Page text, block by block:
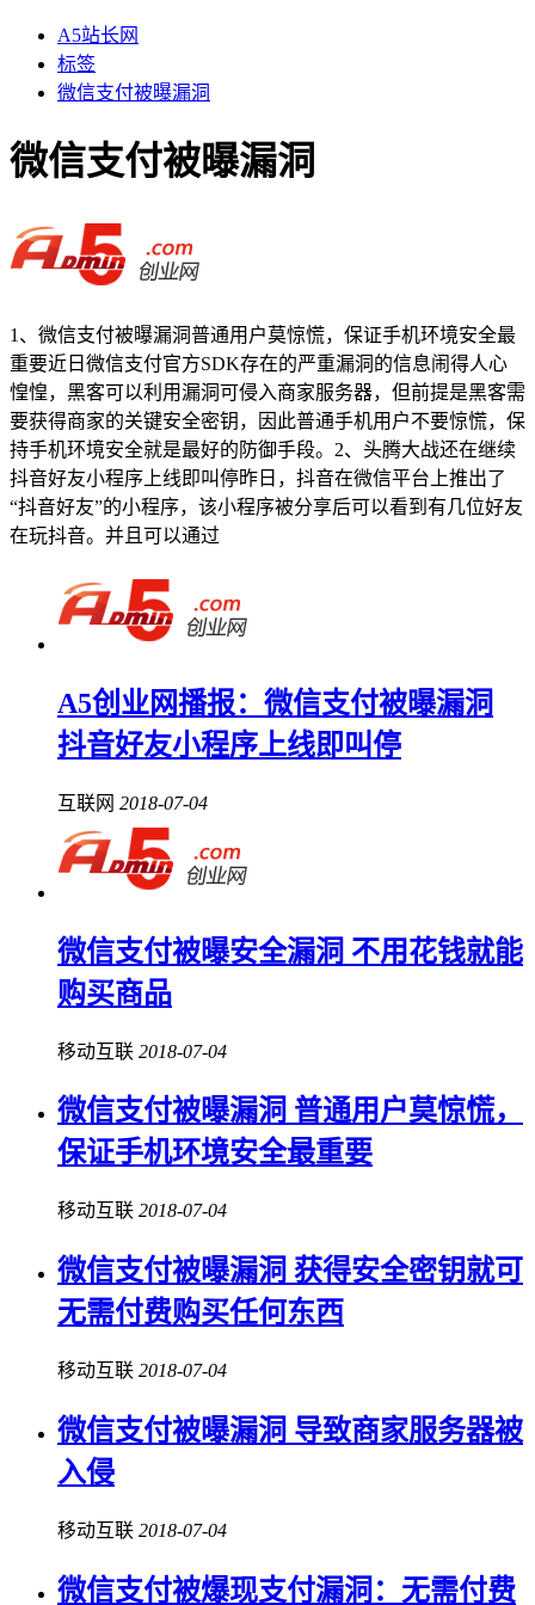
A5站长网
标签
微信支付被曝漏洞
微信支付被曝漏洞
1、微信支付被曝漏洞普通用户莫惊慌，保证手机环境安全最
重要近日微信支付官方SDK存在的严重漏洞的信息闹得人心
惶惶，黑客可以利用漏洞可侵入商家服务器，但前提是黑客需
要获得商家的关键安全密钥，因此普通手机用户不要惊慌，保
持手机环境安全就是最好的防御手段。2、头腾大战还在继续
抖音好友小程序上线即叫停昨日，抖音在微信平台上推出了
“抖音好友”的小程序，该小程序被分享后可以看到有几位好友
在玩抖音。并且可以通过
A5创业网播报：微信支付被曝漏洞
抖音好友小程序上线即叫停
互联网 2018-07-04
微信支付被曝安全漏洞 不用花钱就能
购买商品
移动互联 2018-07-04
微信支付被曝漏洞 普通用户莫惊慌，
保证手机环境安全最重要
移动互联 2018-07-04
微信支付被曝漏洞 获得安全密钥就可
无需付费购买任何东西
移动互联 2018-07-04
微信支付被曝漏洞 导致商家服务器被
入侵
移动互联 2018-07-04
微信支付被爆现支付漏洞：无需付费